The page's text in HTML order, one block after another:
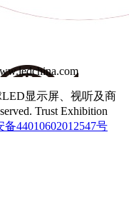
显示屏、视听及商
Trust Exhibition
44010602012547号